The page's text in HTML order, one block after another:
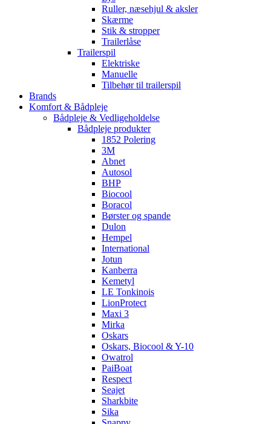
Ruller, næsehjul & aksler
Skærme
Stik & stropper
Trailerlåse
Trailerspil
Elektriske
Manuelle
Tilbehør til trailerspil
Brands
Komfort & Bådpleje
Bådpleje & Vedligeholdelse
Bådpleje produkter
1852 Polering
3M
Abnet
Autosol
BHP
Biocool
Boracol
Børster og spande
Dulon
Hempel
International
Jotun
Kanberra
Kemetyl
LE Tonkinois
LionProtect
Maxi 3
Mirka
Oskars
Oskars, Biocool & Y-10
Owatrol
PaiBoat
Respect
Seajet
Sharkbite
Sika